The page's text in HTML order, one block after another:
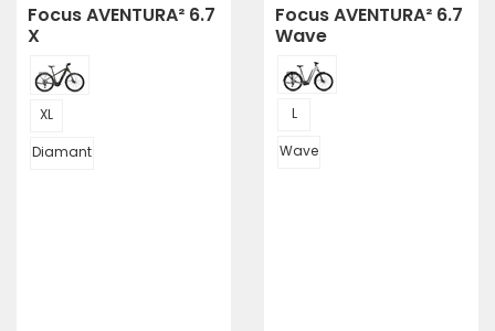
Focus AVENTURA² 6.7
X
XL
Diamant
Focus AVENTURA² 6.7
Wave
L
Wave